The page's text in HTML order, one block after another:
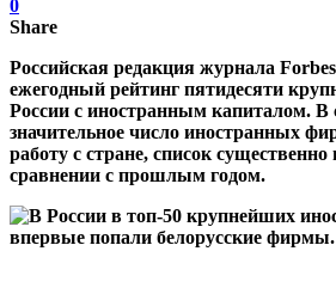
0
Share
Российская редакция журнала
ежегодный рейтинг пятидесяти
России с иностранным капиталом. В
значительное число иностранных
работу с стране, список существенно
сравнении с прошлым годом.